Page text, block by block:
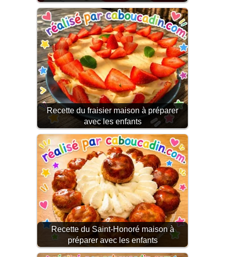
Recette du fraisier maison à préparer
avec les enfants
Recette du Saint-Honoré maison à
préparer avec les enfants